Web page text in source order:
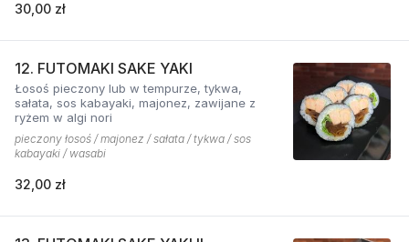
30,00 zł
12. FUTOMAKI SAKE YAKI
Łosoś pieczony lub w tempurze, tykwa,
sałata, sos kabayaki, majonez, zawijane z
ryżem w algi nori
pieczony łosoś / majonez / sałata / tykwa / sos
kabayaki / wasabi
32,00 zł